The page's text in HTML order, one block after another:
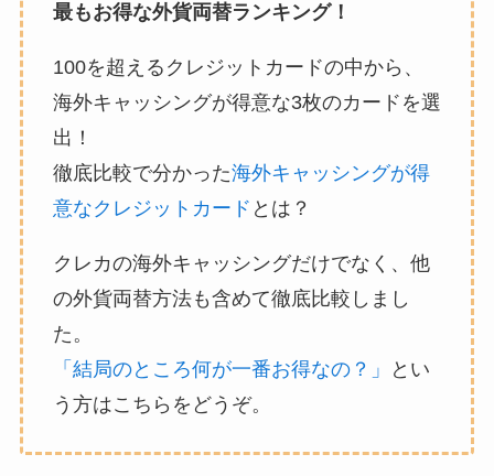
最もお得な外貨両替ランキング！
100を超えるクレジットカードの中から、
海外キャッシングが得意な3枚のカードを選
出！
徹底比較で分かった海外キャッシングが得
意なクレジットカード とは？
クレカの海外キャッシングだけでなく、他
の外貨両替方法も含めて徹底比較しまし
た。
「結局のところ何が一番お得なの？」
とい
う方はこちらをどうぞ。